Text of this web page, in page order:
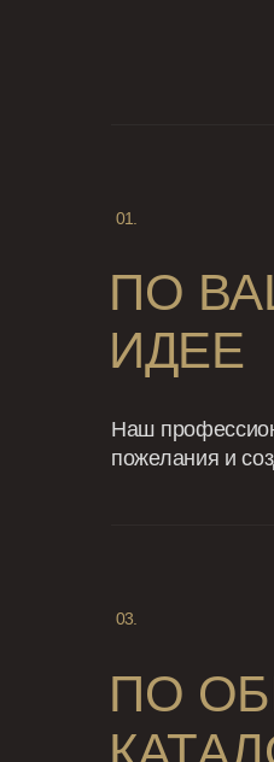
Наш
пожелания и
01.
ПО
ИДЕЕ
ПО
03.